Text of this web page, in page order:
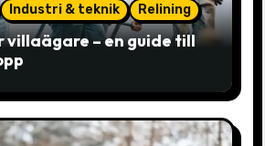
Industri & teknik Relining
villaägare – en guide till